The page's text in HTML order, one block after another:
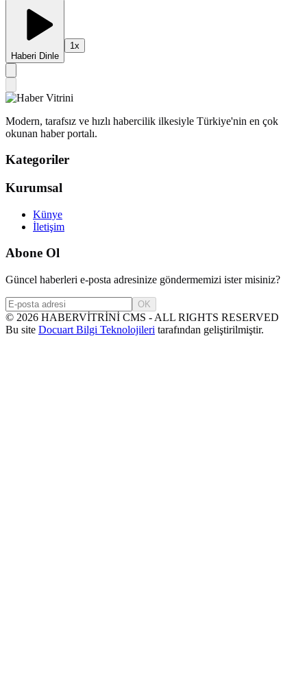
Haberi Dinle
1x
Modern, tarafsız ve hızlı habercilik ilkesiyle Türkiye'nin en çok
okunan haber portalı.
Kategoriler
Kurumsal
Künye
İletişim
Abone Ol
Güncel haberleri e-posta adresinize göndermemizi ister misiniz?
OK
© 2026 HABERVİTRİNİ CMS - ALL RIGHTS RESERVED
Bu site Docuart Bilgi Teknolojileri tarafından geliştirilmiştir.